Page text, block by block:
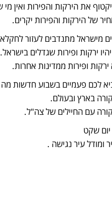
את הירקות והפירות ואין
של הירקות והפירות יקרים.
מישראל מתנדבים לעזור
ירקות ופירות שגדלים בישראל.
ופירות ממדינות אחרות.
לכם פעמיים בשבוע חדשות
בארץ ובעולם.
עם החיילים של צה"ל.
שקט
ומודל עיר נגישה .